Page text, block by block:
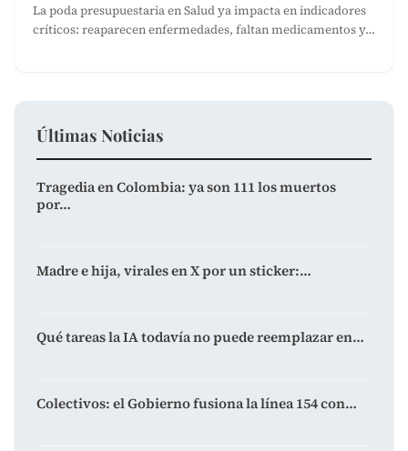
La poda presupuestaria en Salud ya impacta en indicadores
críticos: reaparecen enfermedades, faltan medicamentos y…
Últimas Noticias
Tragedia en Colombia: ya son 111 los muertos
por…
Madre e hija, virales en X por un sticker:…
Qué tareas la IA todavía no puede reemplazar en…
Colectivos: el Gobierno fusiona la línea 154 con…